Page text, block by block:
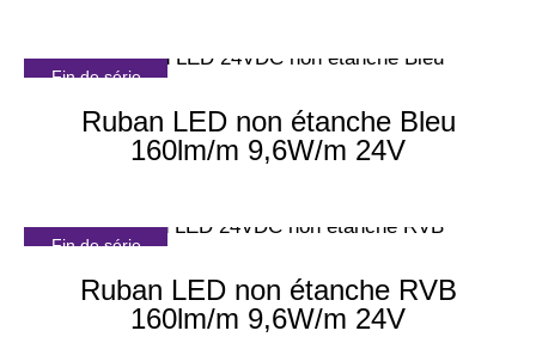
Fin de série
Ruban LED non étanche Bleu
160lm/m 9,6W/m 24V
Fin de série
Ruban LED non étanche RVB
160lm/m 9,6W/m 24V